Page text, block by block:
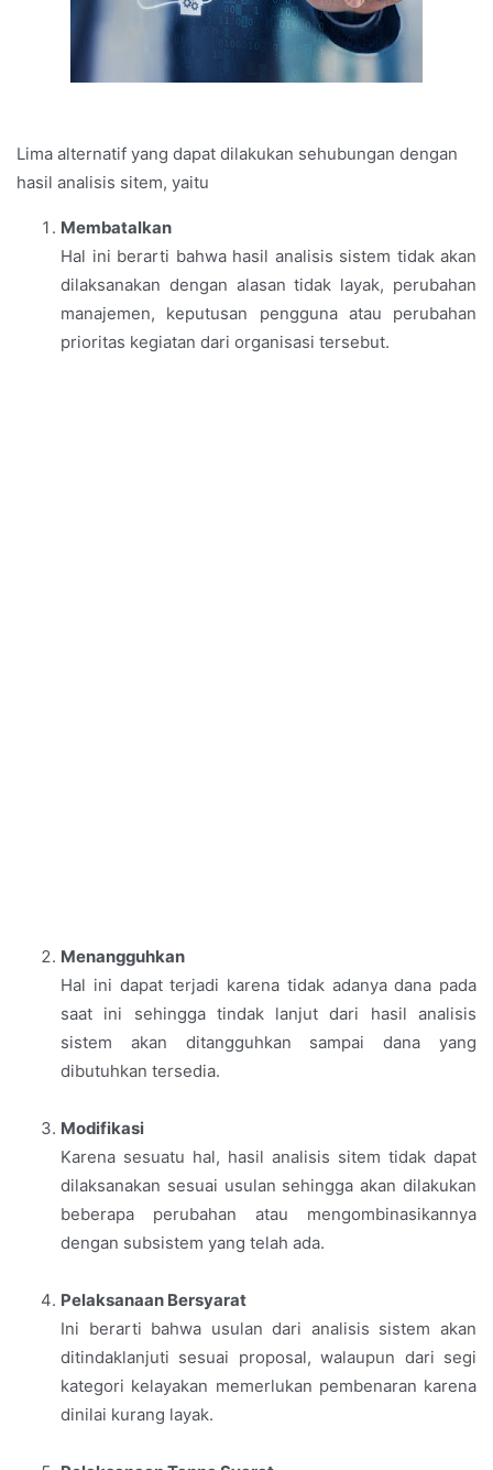
Lima alternatif yang dapat dilakukan sehubungan dengan
hasil analisis sitem, yaitu
Membatalkan
Hal ini berarti bahwa hasil analisis sistem tidak akan
dilaksanakan dengan alasan tidak layak, perubahan
manajemen, keputusan pengguna atau perubahan
prioritas kegiatan dari organisasi tersebut.
Menangguhkan
Hal ini dapat terjadi karena tidak adanya dana pada
saat ini sehingga tindak lanjut dari hasil analisis
sistem akan ditangguhkan sampai dana yang
dibutuhkan tersedia.
Modifikasi
Karena sesuatu hal, hasil analisis sitem tidak dapat
dilaksanakan sesuai usulan sehingga akan dilakukan
beberapa perubahan atau mengombinasikannya
dengan subsistem yang telah ada.
Pelaksanaan Bersyarat
Ini berarti bahwa usulan dari analisis sistem akan
ditindaklanjuti sesuai proposal, walaupun dari segi
kategori kelayakan memerlukan pembenaran karena
dinilai kurang layak.